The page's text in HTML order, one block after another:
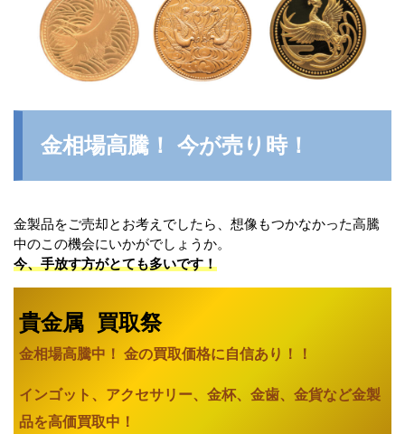
金相場高騰！ 今が売り時！
金製品をご売却とお考えでしたら、想像もつかなかった高騰
中のこの機会にいかがでしょうか。
今、手放す方がとても多いです！
貴金属 買取祭
金相場高騰中！ 金の買取価格に自信あり ！！
インゴット、アクセサリー、金杯、金歯、金貨など金製
品を高価買取中！